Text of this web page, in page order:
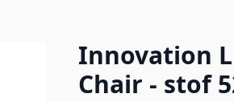
Innovation
Chair - stof